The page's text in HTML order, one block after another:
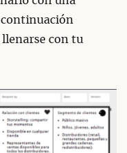
continuación
con tu